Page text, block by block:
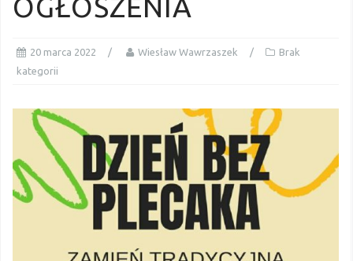
20 marca 2022 Wiesław Wawrzaszek
Brak
kategorii